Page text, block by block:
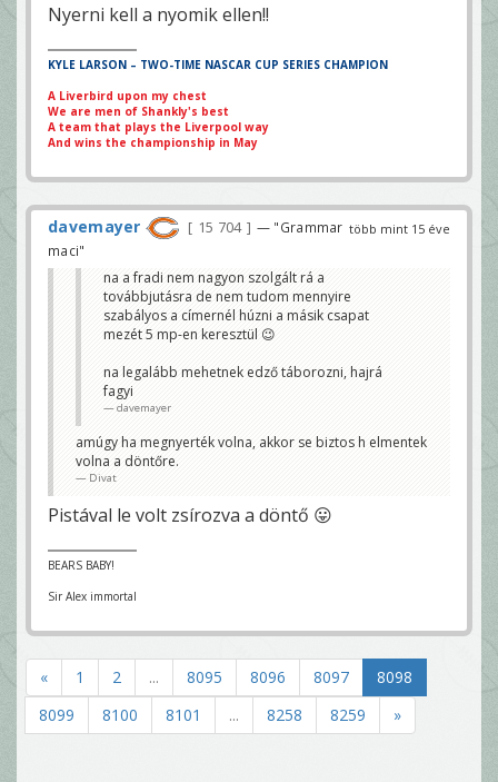
Nyerni kell a nyomik ellen!!
KYLE LARSON – TWO-TIME NASCAR CUP SERIES CHAMPION
A Liverbird upon my chest
We are men of Shankly's best
A team that plays the Liverpool way
And wins the championship in May
több mint 15 éve
davemayer 15 704
— "Grammar
maci"
na a fradi nem nagyon szolgált rá a
továbbjutásra de nem tudom mennyire
szabályos a címernél húzni a másik csapat
mezét 5 mp-en keresztül 😉
na legalább mehetnek edző táborozni, hajrá
fagyi
davemayer
amúgy ha megnyerték volna, akkor se biztos h elmentek
volna a döntőre.
Divat
Pistával le volt zsírozva a döntő 😛
BEARS BABY!
Sir Alex immortal
« 1 2 ... 8095 8096 8097
8098
8099
8100 8101 ... 8258 8259 »